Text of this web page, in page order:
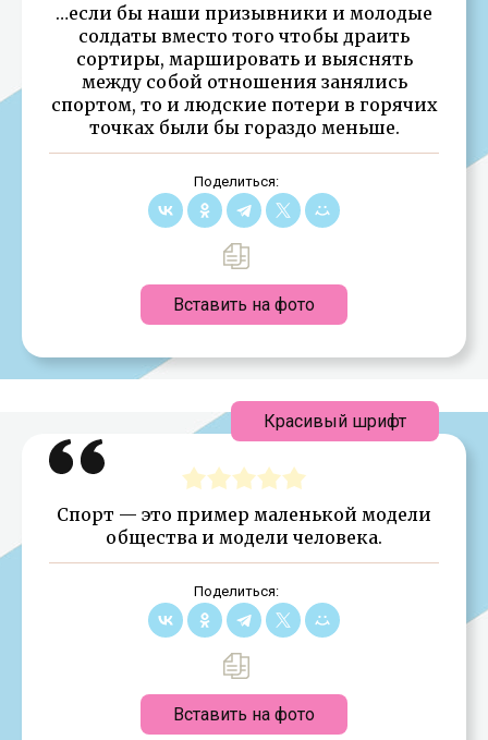
…если бы наши призывники и молодые
солдаты вместо того чтобы драить
сортиры, маршировать и выяснять
между собой отношения занялись
спортом, то и людские потери в горячих
точках были бы гораздо меньше.
Поделиться:
Вставить на фото
Спорт — это пример маленькой модели
общества и модели человека.
Поделиться:
Вставить на фото
Красивый шрифт